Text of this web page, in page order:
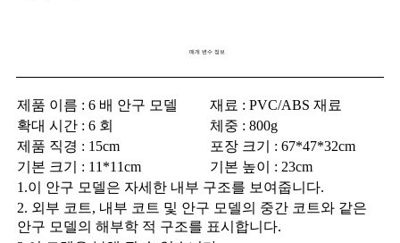
매개 변수 정보
제품 이름 : 6 배 안구 모델
재료 : PVC/ABS 재료
확대 시간 : 6 회
체중 : 800g
제품 직경 : 15cm
포장 크기 : 67*47*32cm
기본 크기 : 11*11cm
기본 높이 : 23cm
1.이 안구 모델은 자세한 내부 구조를 보여줍니다.
2. 외부 코트, 내부 코트 및 안구 모델의 중간 코트와 같은
안구 모델의 해부학 적 구조를 표시합니다.